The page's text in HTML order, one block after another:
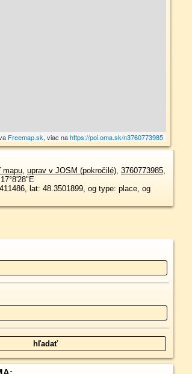
Freemap.sk, viac nahttps://poi.oma.sk/n3760773985
mapu, uprav v JOSM (pokročilé), 3760773985,
17°8'28"E
lat: 48.3501899, og type: place, og